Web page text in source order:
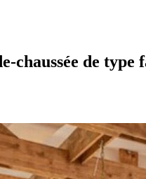
chaussée de type